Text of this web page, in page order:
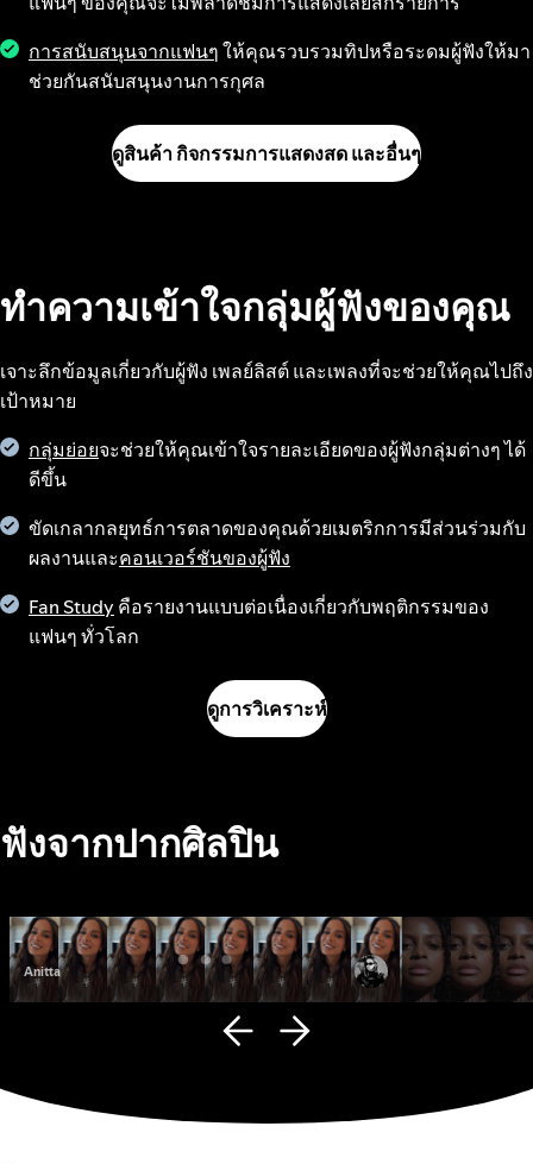
การสนับสนุนจากแฟนๆให้คุณรวบรวมทิปหรือระดมผู้ฟังให้มา
ช่วยกันสนับสนุนงานการกุศล
ดูสินค้า กิจกรรมการแสดงสด และอื่นๆ
ทำความเข้าใจกลุ่มผู้ฟังของคุณ
เจาะลึกข้อมูลเกี่ยวกับผู้ฟัง เพลย์ลิสต์ และเพลงที่จะช่วยให้คุณไปถึง
เป้าหมาย
กลุ่มย่อยจะช่วยให้คุณเข้าใจรายละเอียดของผู้ฟังกลุ่มต่างๆ ได้
ดีขึ้น
ขัดเกลากลยุทธ์การตลาดของคุณด้วยเมตริกการมีส่วนร่วมกับ
ผลงานและคอนเวอร์ชันของผู้ฟัง
Fan Study คือรายงานแบบต่อเนื่องเกี่ยวกับพฤติกรรมของ
แฟนๆ ทั่วโลก
ดูการวิเคราะห์
ฟังจากปากศิลปิน
Anitta Fana Hues